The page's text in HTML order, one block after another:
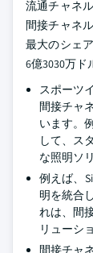
流通チャネ
間接チャネ
最大のシェ
6億3030万ド
スポーツ
間接チャ
います。
して、ス
な照明ソ
例えば、
明を統合
れは、間
リューシ
間接チャ